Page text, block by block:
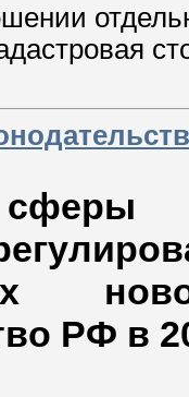
РФ в